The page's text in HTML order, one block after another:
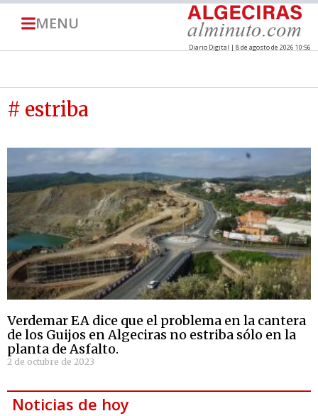
MENU
Diario Digital | 8 de agosto de 2026 10:56
# estriba
Verdemar EA dice que el problema en la cantera
de los Guijos en Algeciras no estriba sólo en la
planta de Asfalto.
2 de octubre de 2023
Noticias de hoy